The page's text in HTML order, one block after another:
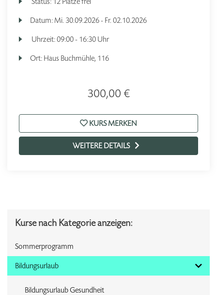
Datum: Mi. 30.09.2026 - Fr. 02.10.2026
Uhrzeit:09:00 - 16:30 Uhr
Ort: Haus Buchmühle, 116
300,00 €
KURS MERKEN
WEITERE DETAILS
Kurse nach Kategorie anzeigen:
Sommerprogramm
Bildungsurlaub
Bildungsurlaub Gesundheit